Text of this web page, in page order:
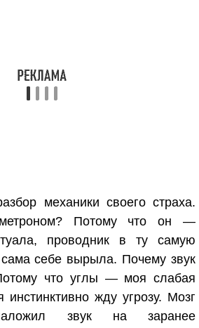
механики своего страха.
Потому что он —
проводник в ту самую
себе вырыла. Почему звук
что углы — моя слабая
инстинктивно жду угрозу. Мозг
звук на заранее